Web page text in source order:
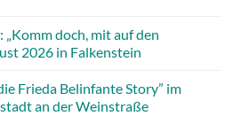
doch, mit auf den
2026 in Falkenstein
Frieda Belinfante Story” im
an der Weinstraße